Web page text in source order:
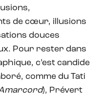
de cœur, illusions
douces
Pour rester dans
c’est candide
comme du Tati
), Prévert